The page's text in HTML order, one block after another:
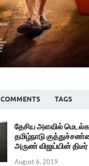
COMMENTS TAGS
தேசிய அளவில்
தமிழ்நாடு
அருண் விஜய்யின் திடீர்
August 6, 2019